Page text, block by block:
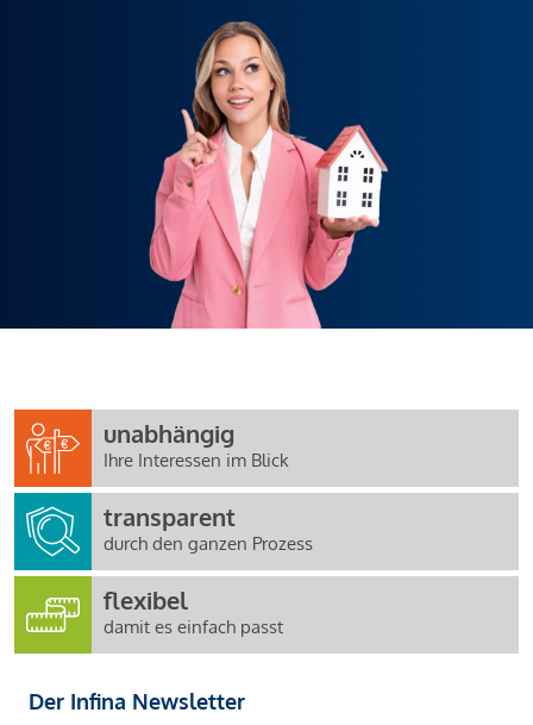
unabhängig
Ihre Interessen im Blick
transparent
durch den ganzen Prozess
flexibel
damit es einfach passt
Der Infina Newsletter